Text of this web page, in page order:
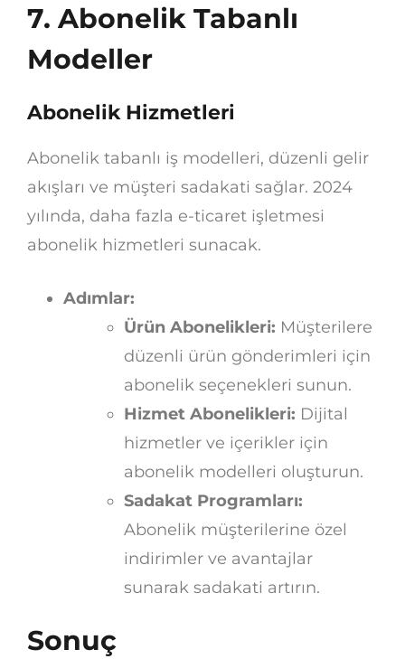
7. Abonelik Tabanlı
Modeller
Abonelik Hizmetleri
Abonelik tabanlı iş modelleri, düzenli gelir
akışları ve müşteri sadakati sağlar. 2024
yılında, daha fazla e-ticaret işletmesi
abonelik hizmetleri sunacak.
Adımlar:
Ürün Abonelikleri: Müşterilere
düzenli ürün gönderimleri için
abonelik seçenekleri sunun.
Hizmet Abonelikleri: Dijital
hizmetler ve içerikler için
abonelik modelleri oluşturun.
Sadakat Programları:
Abonelik müşterilerine özel
indirimler ve avantajlar
sunarak sadakati artırın.
Sonuç